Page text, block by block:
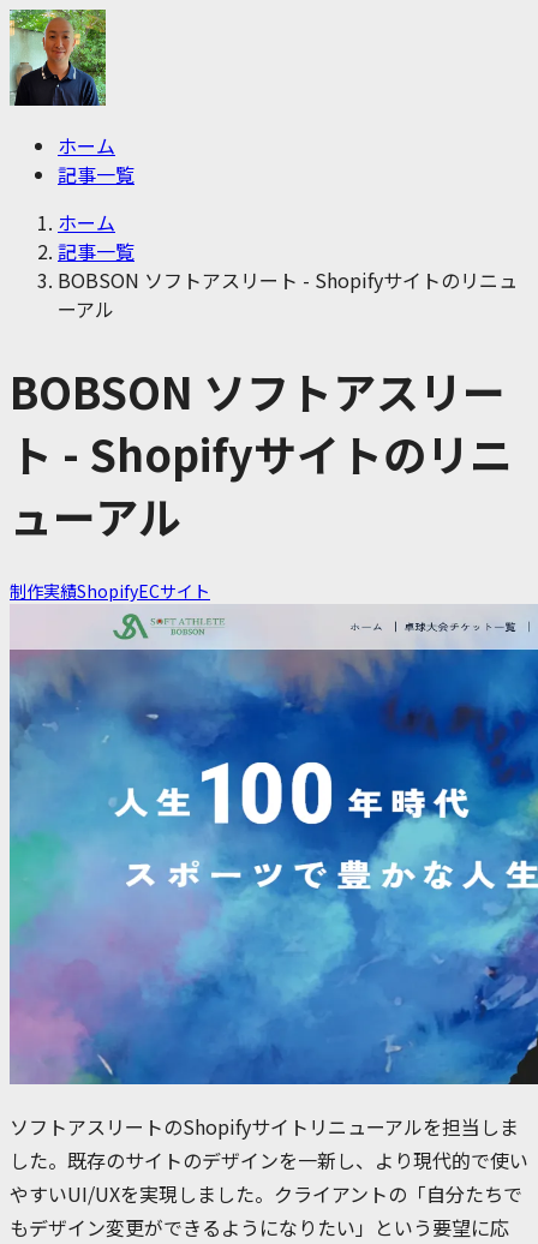
ホーム
記事一覧
ホーム
記事一覧
BOBSON ソフトアスリート - Shopifyサイトのリニュ
ーアル
BOBSON ソフトアスリー
ト - Shopifyサイトのリニ
ューアル
制作実績ShopifyECサイト
ソフトアスリートのShopifyサイトリニューアルを担当しま
した。既存のサイトのデザインを一新し、より現代的で使い
やすいUI/UXを実現しました。クライアントの「自分たちで
もデザイン変更ができるようになりたい」という要望に応